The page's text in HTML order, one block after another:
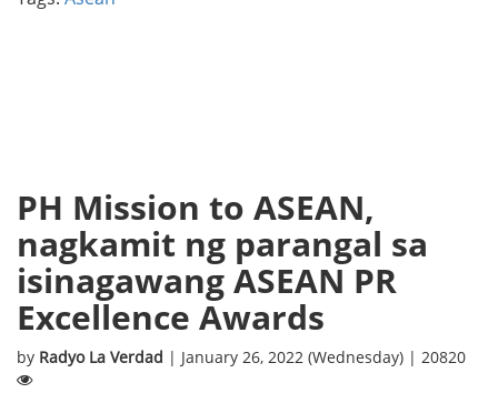
PH Mission to ASEAN,
nagkamit ng parangal sa
isinagawang ASEAN PR
Excellence Awards
by Radyo La Verdad | January 26, 2022 (Wednesday) | 20820